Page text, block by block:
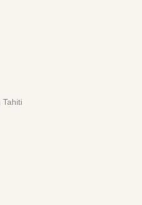
Tahiti